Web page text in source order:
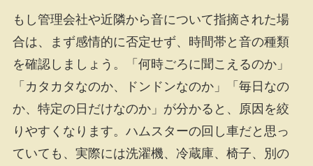
もし管理会社や近隣から音について指摘された場
合は、まず感情的に否定せず、時間帯と音の種類
を確認しましょう。「何時ごろに聞こえるのか」
「カタカタなのか、ドンドンなのか」「毎日なの
か、特定の日だけなのか」が分かると、原因を絞
りやすくなります。ハムスターの回し車だと思っ
ていても、実際には洗濯機、冷蔵庫、椅子、別の